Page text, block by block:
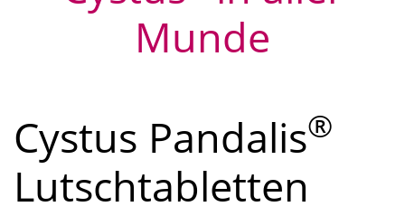
Munde
Cystus Pandalis®
Lutschtabletten